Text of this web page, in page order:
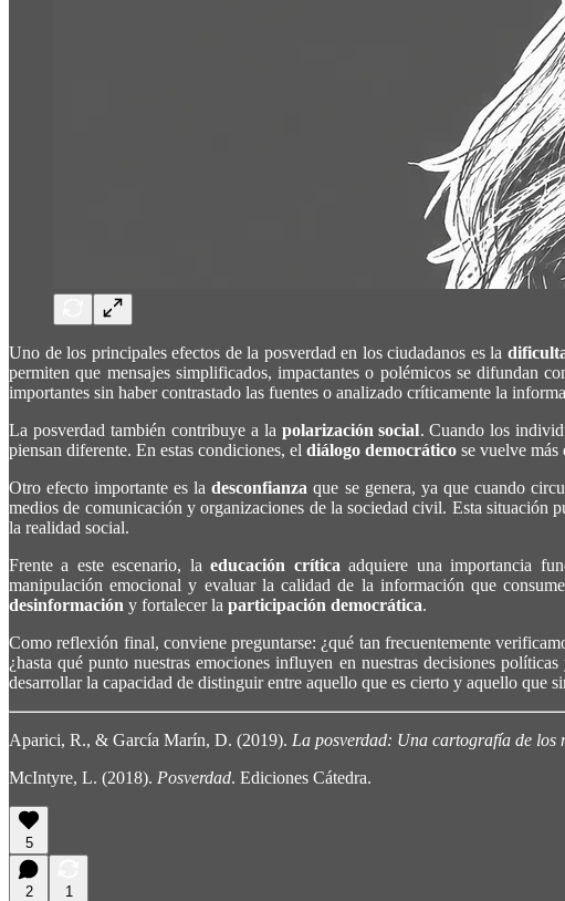
Uno de los principales efectos de la posverdad en los ciudadanos es la
permiten que mensajes simplificados, impactantes o polémicos se difundan
importantes sin haber contrastado las fuentes o analizado críticamente la
La posverdad también contribuye a la polarización social. Cuando los
piensan diferente. En estas condiciones, el diálogo democrático se vuelve más
Otro efecto importante es ladesconfianza que se genera, ya que cuando
medios de comunicación y organizaciones de la sociedad civil. Esta situación
la realidad social.
Frente a este escenario, laeducación crítica adquiere una importancia
manipulación emocional y evaluar la calidad de la información que
desinformación y fortalecer la participación democrática.
Como reflexión final, conviene preguntarse: ¿qué tan frecuentemente
¿hasta qué punto nuestras emociones influyen en nuestras decisiones
desarrollar la capacidad de distinguir entre aquello que es cierto y aquello que
Aparici, R., & García Marín, D. (2019). La posverdad: Una cartografía de los
McIntyre, L. (2018). Posverdad. Ediciones Cátedra.
5
2
1